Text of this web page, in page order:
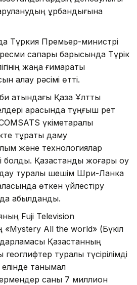
құрбандығына
Түркия Премьер-министрі
сапары барысында Түрік
жаңа ғимараты
қалау рәсімі өтті.
атындағы Қазақ Ұлттық
арасында тұңғыш рет
үкіметаралық
тұрақты даму
және технологиялар
Қазақстандық жоғары оқу
туралы шешім Шри-Ланка
өткен үйлестіру
қабылданды.
Fuji Television
All the world» (Бүкіл
Қазақстанның
туралы түсірілімді
танымал
саны 7 миллион